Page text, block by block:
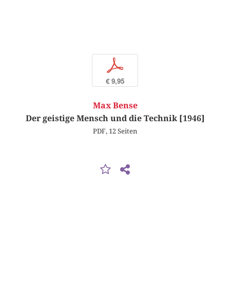
p
€ 9,95
Max Bense
Der geistige Mensch und die Technik [1946]
PDF, 12 Seiten